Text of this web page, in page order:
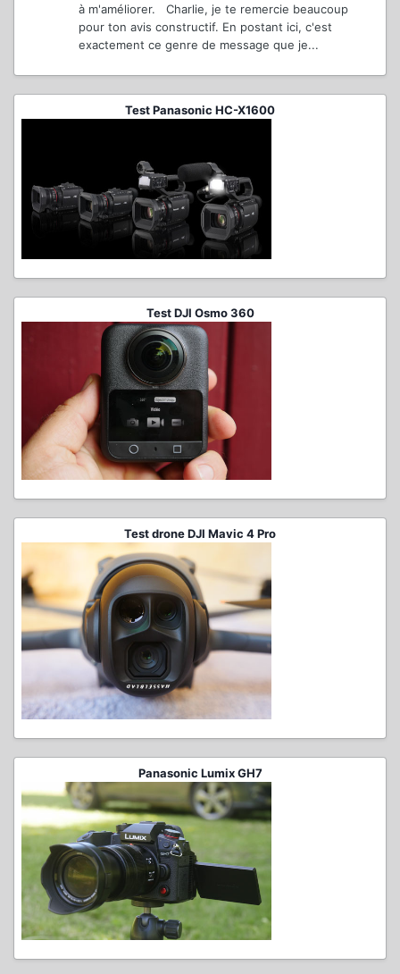
à m'améliorer. Charlie, je te remercie beaucoup
pour ton avis constructif. En postant ici, c'est
exactement ce genre de message que je...
Test Panasonic HC-X1600
Test DJI Osmo 360
Test drone DJI Mavic 4 Pro
Panasonic Lumix GH7